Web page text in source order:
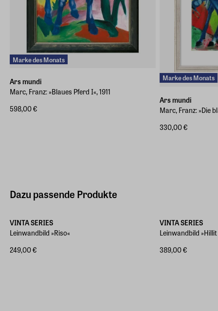
Marke des Monats
Ars mundi
Marc, Franz: »Blaues Pferd I«, 1911
598,00 €
Marke des Monats
Ars mundi
Marc, Franz: »Die
330,00 €
Dazu passende Produkte
Verschiedene Größen
VINTA SERIES
Leinwandbild »Riso«
249,00 €
VINTA SERIES
Leinwandbild »Hillit
389,00 €